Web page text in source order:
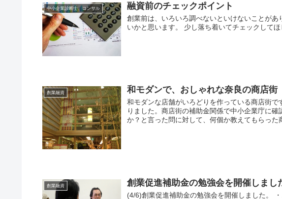
中小企業診断士、コンサル 融資前のチェックポイント
創業前は、いろいろ調べないといけないことが
いかと思います。 少し落ち着いてチェックしてほ
創業融資 和モダンで、おしゃれな奈良の商店
和モダンな店舗がいろどりを作っている商店街
りました。商店街の補助金関係で中小企業庁に
か？と言った問に対して、何個か教えてもらった
創業融資 創業促進補助金の勉強会を開催しまし
(4/6)創業促進補助金の勉強会を開催しました。